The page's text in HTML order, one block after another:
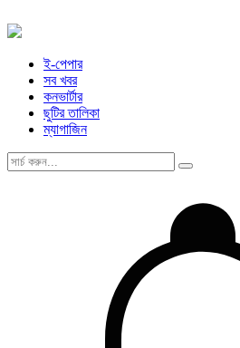
ই-পেপার
সব খবর
কনভার্টার
ছুটির তালিকা
ম্যাগাজিন